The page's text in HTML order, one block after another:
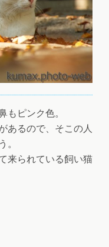
ピンク色。
あるので、そこの人
来られている飼い猫